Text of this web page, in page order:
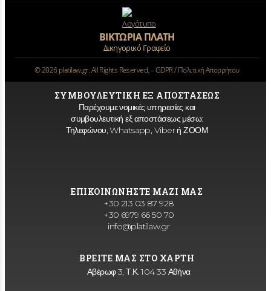
ΒΙΚΤΩΡΙΑ ΠΛΑΤΗ
Δικηγορικό Γραφείο
©2026platilaw.gr. All Rights Reserved. –GDPR / Πολιτική Απορρήτου
ΣΥΜΒΟΥΛΕΥΤΙΚΗ ΕΞ ΑΠΟΣΤΑΣΕΩΣ
Παρέχουμε νομικές υπηρεσίες και
συμβουλευτική εξ αποστάσεως μέσω:
Τηλεφώνου, Whatsapp, Viber ή ΖΟΟΜ
ΕΠΙΚΟΙΝΩΝΗΣΤΕ ΜΑΖΙ ΜΑΣ
+30 213 03 87 928
+30 6979 66 50 70
info@platilaw.gr
ΒΡΕΙΤΕ ΜΑΣ ΣΤΟ ΧΑΡΤΗ
Αβέρωφ 3, Τ.Κ. 104 33 Αθήνα